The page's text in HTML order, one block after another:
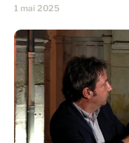
1 mai 2025